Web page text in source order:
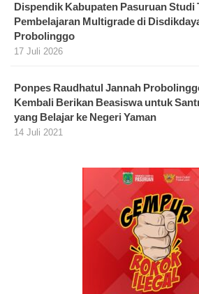
Dispendik Kabupaten Pasuruan Studi
Pembelajaran Multigrade di
Probolinggo
17 Juli 2026
Ponpes Raudhatul Jannah
Kembali Berikan Beasiswa untuk
yang Belajar ke Negeri Yaman
14 Juli 2021